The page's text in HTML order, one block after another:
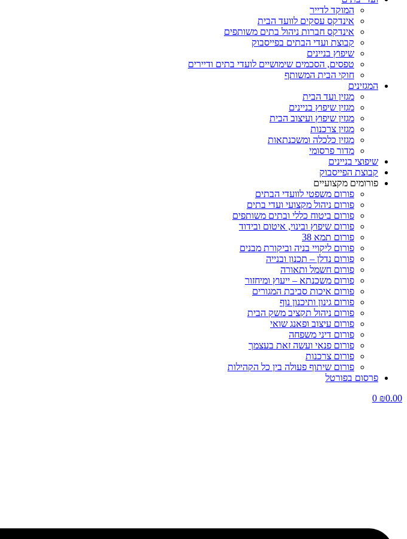
המוקד לדייר
אינדקס עסקים לוועד הבית
אינדקס חברות ניהול בתים משותפים
קבוצת ועדי הבתים בפייסבוק
שיפוץ בניינים
טפסים, הסכמים שימושיים לועדי בתים ודיירים
חוקי הבית המשותף
המגזינים
מגזין ועד הבית
מגזין שיפוץ בניינים
מגזין שיפוץ ועיצוב הבית
מגזין צרכנות
מגזין כלכלה ומשכנתאות
מדור פרסומי
שיפוצי בניינים
קבוצת הפייסבוק
פורומים מקצועיים
פורום משפטי לוועדי הבתים
פורום ניהול מקצועי ועדי בתים
פורום ביטוח כללי ובתים משותפים
פורום שיפוץ ובינוי, איטום ובידוד
פורום תמא 38
פורום ליקויי בניה וביקורת מבנים
פורום נדלן – תכנון ובנייה
פורום חשמל ותאורה
פורום משכנתא – ייעוץ ומיחזור
פורום איכות סביבת המגורים
פורום גינון ותיכנון נוף
פורום ניהול תקציב משק הבית
פורום עיצוב ופאנג שואי
פורום דיני משפחה
פורום פנאי ועשה זאת בעצמך
פורום צרכנות
פורום שיתוף פעולה בין כל הקהילות
פרסום בפורטל
₪0.00
0